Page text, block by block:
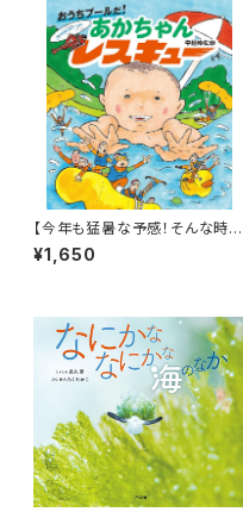
【今年も猛暑な予感！そんな時に
はこんなアドベンチャー絵本は
いかが？】『おうちプールだ! あ
¥1,650